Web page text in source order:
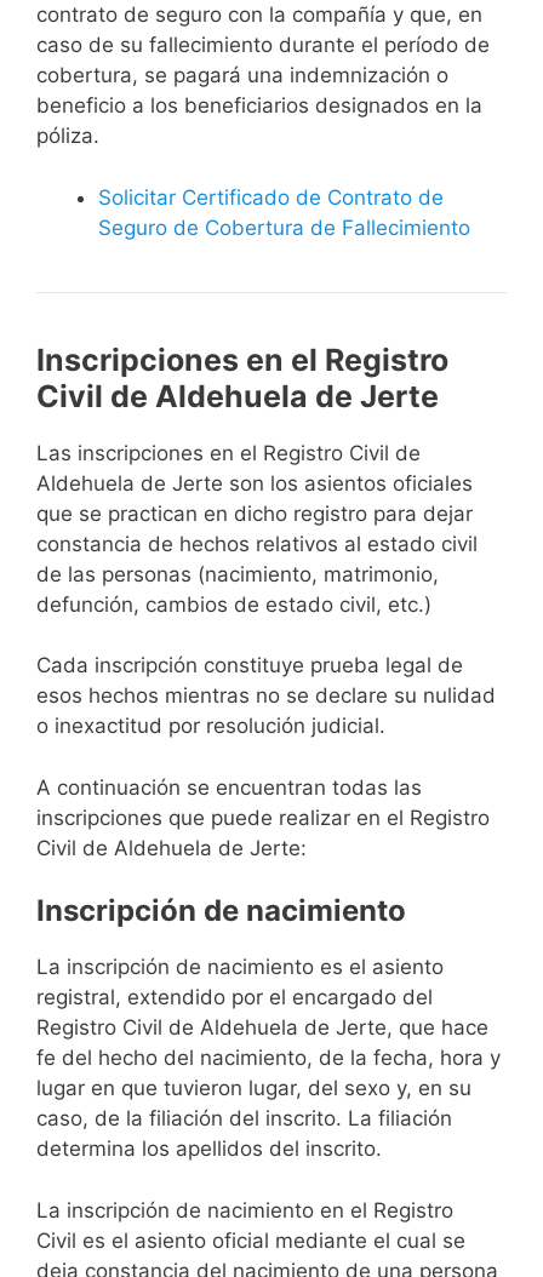
contrato de seguro con la compañía y que, en
caso de su fallecimiento durante el período de
cobertura, se pagará una indemnización o
beneficio a los beneficiarios designados en la
póliza.
Solicitar Certificado de Contrato de
Seguro de Cobertura de Fallecimiento
Inscripciones en el Registro
Civil de Aldehuela de Jerte
Las inscripciones en el Registro Civil de
Aldehuela de Jerte son los asientos oficiales
que se practican en dicho registro para dejar
constancia de hechos relativos al estado civil
de las personas (nacimiento, matrimonio,
defunción, cambios de estado civil, etc.)
Cada inscripción constituye prueba legal de
esos hechos mientras no se declare su nulidad
o inexactitud por resolución judicial.
A continuación se encuentran todas las
inscripciones que puede realizar en el Registro
Civil de Aldehuela de Jerte:
Inscripción de nacimiento
La inscripción de nacimiento es el asiento
registral, extendido por el encargado del
Registro Civil de Aldehuela de Jerte, que hace
fe del hecho del nacimiento, de la fecha, hora y
lugar en que tuvieron lugar, del sexo y, en su
caso, de la filiación del inscrito. La filiación
determina los apellidos del inscrito.
La inscripción de nacimiento en el Registro
Civil es el asiento oficial mediante el cual se
deja constancia del nacimiento de una persona